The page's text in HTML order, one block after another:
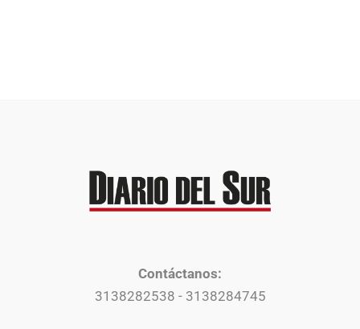
Contáctanos:
3138282538 - 3138284745